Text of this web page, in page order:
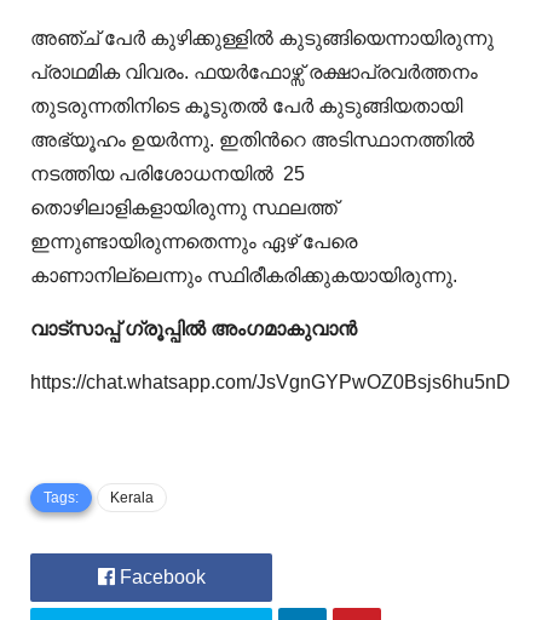
അഞ്ച് പേർ കുഴിക്കുള്ളിൽ കുടുങ്ങിയെന്നായിരുന്നു
പ്രാഥമിക വിവരം. ഫയർഫോഴ്സ് രക്ഷാപ്രവർത്തനം
തുടരുന്നതിനിടെ കൂടുതൽ പേർ കുടുങ്ങിയതായി
അഭ്യൂഹം ഉയർന്നു. ഇതിന്‍റെ അടിസ്ഥാനത്തിൽ
നടത്തിയ പരിശോധനയിൽ 25
തൊഴിലാളികളായിരുന്നു സ്ഥലത്ത്
ഇന്നുണ്ടായിരുന്നതെന്നും ഏഴ് പേരെ
കാണാനില്ലെന്നും സ്ഥിരീകരിക്കുകയായിരുന്നു.
വാട്‌സാപ്പ് ഗ്രൂപ്പിൽ അംഗമാകുവാൻ
https://chat.whatsapp.com/JsVgnGYPwOZ0Bsjs6hu5nD
Tags: Kerala
Facebook